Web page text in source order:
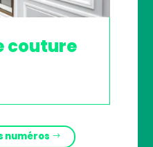
couture
numéros